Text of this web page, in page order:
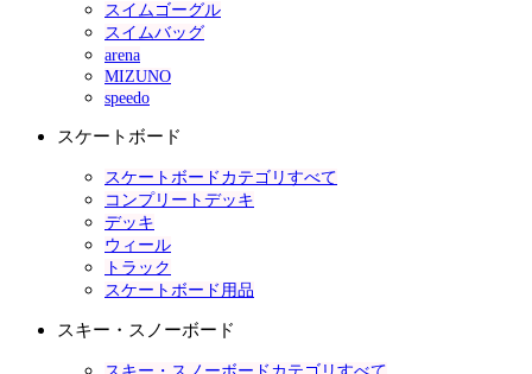
スイムゴーグル
スイムバッグ
arena
MIZUNO
speedo
スケートボード
スケートボードカテゴリすべて
コンプリートデッキ
デッキ
ウィール
トラック
スケートボード用品
スキー・スノーボード